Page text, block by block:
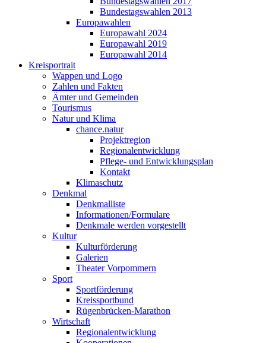
Bundestagswahlen 2013
Europawahlen
Europawahl 2024
Europawahl 2019
Europawahl 2014
Kreisportrait
Wappen und Logo
Zahlen und Fakten
Ämter und Gemeinden
Tourismus
Natur und Klima
chance.natur
Projektregion
Regionalentwicklung
Pflege- und Entwicklungsplan
Kontakt
Klimaschutz
Denkmal
Denkmalliste
Informationen/Formulare
Denkmale werden vorgestellt
Kultur
Kulturförderung
Galerien
Theater Vorpommern
Sport
Sportförderung
Kreissportbund
Rügenbrücken-Marathon
Wirtschaft
Regionalentwicklung